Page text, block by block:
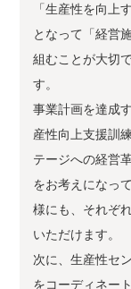
「生産性を向上
となって「経営
組むことが大切
す。
事業計画を達成
産性向上支援訓
テージへの経営
をお考えになっ
様にも、それぞ
いただけます。
次に、生産性セ
をコーディネー